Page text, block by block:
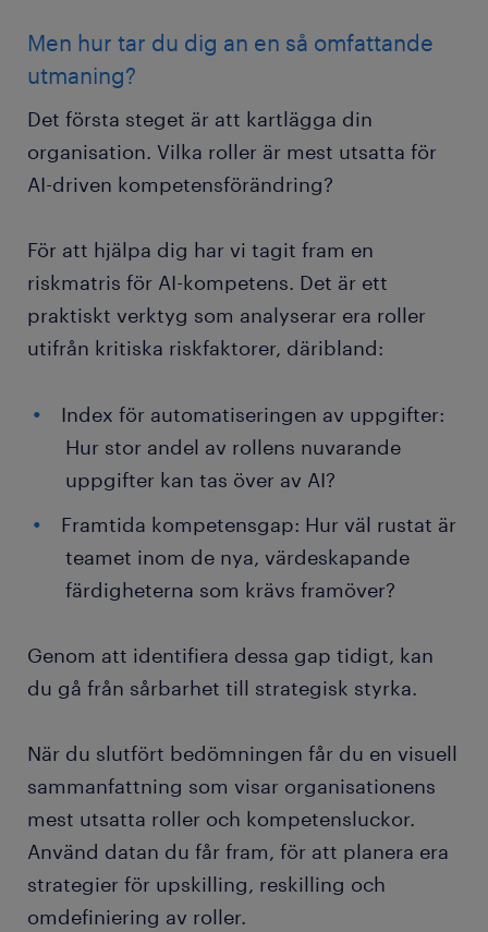
Men hur tar du dig an en så omfattande
utmaning?
Det första steget är att kartlägga din
organisation. Vilka roller är mest utsatta för
AI-driven kompetensförändring?
För att hjälpa dig har vi tagit fram en
riskmatris för AI-kompetens. Det är ett
praktiskt verktyg som analyserar era roller
utifrån kritiska riskfaktorer, däribland:
Index för automatiseringen av uppgifter:
Hur stor andel av rollens nuvarande
uppgifter kan tas över av AI?
Framtida kompetensgap: Hur väl rustat är
teamet inom de nya, värdeskapande
färdigheterna som krävs framöver?
Genom att identifiera dessa gap tidigt, kan
du gå från sårbarhet till strategisk styrka.
När du slutfört bedömningen får du en visuell
sammanfattning som visar organisationens
mest utsatta roller och kompetensluckor.
Använd datan du får fram, för att planera era
strategier för upskilling, reskilling och
omdefiniering av roller.